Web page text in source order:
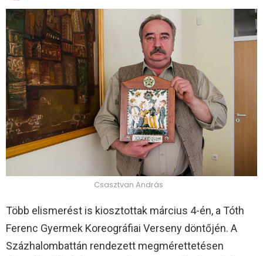
Csasztvan András
Több elismerést is kiosztottak március 4-én, a Tóth
Ferenc Gyermek Koreográfiai Verseny döntőjén. A
Százhalombattán rendezett megmérettetésen